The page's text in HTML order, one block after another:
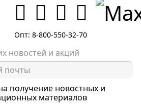
Опт: 8-800-550-32-70
новостей и акций
получение новостных и
материалов